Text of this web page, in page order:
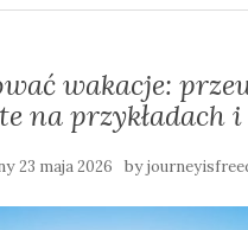
wakacje:
na przykładach
23 maja 2026 by